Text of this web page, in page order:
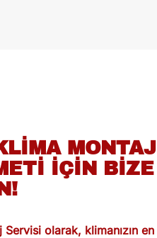
MONTAJ
İÇIN BIZE
olarak, klimanızın en